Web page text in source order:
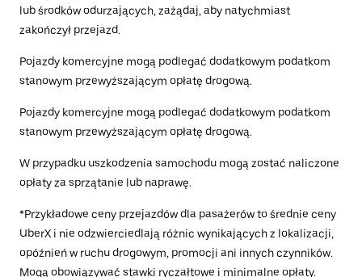
lub środków odurzających, zażądaj, aby natychmiast
zakończył przejazd.
Pojazdy komercyjne mogą podlegać dodatkowym podatkom
stanowym przewyższającym opłatę drogową.
Pojazdy komercyjne mogą podlegać dodatkowym podatkom
stanowym przewyższającym opłatę drogową.
W przypadku uszkodzenia samochodu mogą zostać naliczone
opłaty za sprzątanie lub naprawę.
*Przykładowe ceny przejazdów dla pasażerów to średnie ceny
UberX i nie odzwierciedlają różnic wynikających z lokalizacji,
opóźnień w ruchu drogowym, promocji ani innych czynników.
Mogą obowiązywać stawki ryczałtowe i minimalne opłaty.